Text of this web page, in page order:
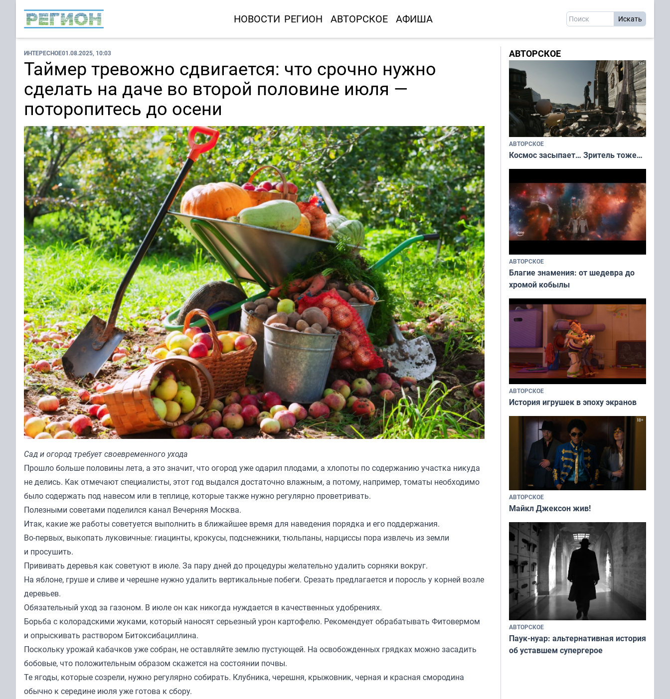
НОВОСТИ РЕГИОН АВТОРСКОЕ АФИША
ИНТЕРЕСНОЕ01.08.2025, 10:03
Таймер тревожно сдвигается: что срочно нужно
сделать на даче во второй половине июля —
поторопитесь до осени
Сад и огород требует своевременного ухода
Прошло больше половины лета, а это значит, что огород уже одарил плодами, а хлопоты по содержанию участка никуда
не делись. Как отмечают специалисты, этот год выдался достаточно влажным, а потому, например, томаты необходимо
было содержать под навесом или в теплице, которые также нужно регулярно проветривать.
Полезными советами поделился канал Вечерняя Москва.
Итак, какие же работы советуется выполнить в ближайшее время для наведения порядка и его поддержания.
Во-первых, выкопать луковичные: гиацинты, крокусы, подснежники, тюльпаны, нарциссы пора извлечь из земли
и просушить.
Прививать деревья как советуют в июле. За пару дней до процедуры желательно удалить сорняки вокруг.
На яблоне, груше и сливе и черешне нужно удалить вертикальные побеги. Срезать предлагается и поросль у корней возле
деревьев.
Обязательный уход за газоном. В июле он как никогда нуждается в качественных удобрениях.
Борьба с колорадскими жуками, который наносят серьезный урон картофелю. Рекомендует обрабатывать Фитовермом
и опрыскивать раствором Битоксибациллина.
Поскольку урожай кабачков уже собран, не оставляйте землю пустующей. На освобожденных грядках можно засадить
бобовые, что положительным образом скажется на состоянии почвы.
Те ягоды, которые созрели, нужно регулярно собирать. Клубника, черешня, крыжовник, черная и красная смородина
обычно к середине июля уже готова к сбору.
АВТОРСКОЕ
АВТОРСКОЕ
Космос засыпает… Зритель тоже…
АВТОРСКОЕ
Благие знамения: от шедевра до
хромой кобылы
АВТОРСКОЕ
История игрушек в эпоху экранов
АВТОРСКОЕ
Майкл Джексон жив!
АВТОРСКОЕ
Паук-нуар: альтернативная история
об уставшем супергерое